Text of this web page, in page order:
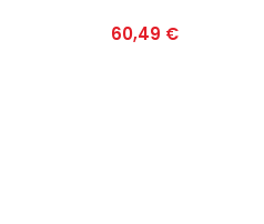
Prix
60,49 €